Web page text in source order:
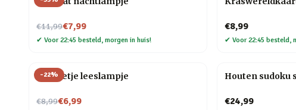
€11,99
Nu voor€7,99
✔ Voor 22:45 besteld, morgen in huis!
€8,99
✔ Voor 22:45 besteld,
-22%
Mannetje leeslampje
€8,99
Nu voor€6,99
Houten sudoku
€24,99